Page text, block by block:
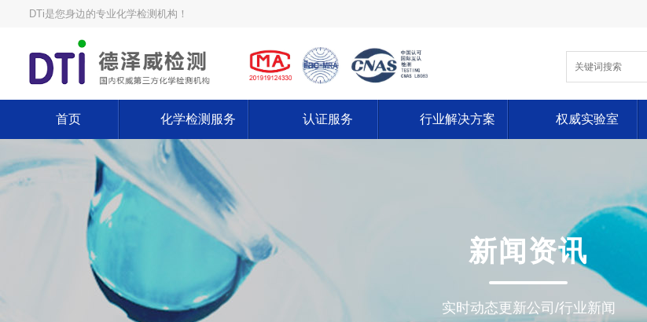
DTi是您身边的专业化学检测机构！
首页 化学检测服务 认证服务 行业解决方案 权威实验室
新闻资讯
实时动态更新公司/行业新闻